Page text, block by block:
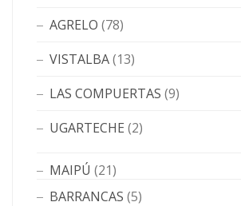
AGRELO (78)
VISTALBA(13)
LAS COMPUERTAS (9)
UGARTECHE (2)
MAIPÚ (21)
BARRANCAS (5)